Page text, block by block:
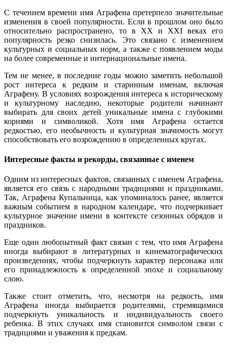
С течением времени имя Аграфена претерпело значительные
изменения в своей популярности. Если в прошлом оно было
относительно распространено, то в XX и XXI веках его
популярность резко снизилась. Это связано с изменением
культурных и социальных норм, а также с появлением моды
на более современные и интернациональные имена.
Тем не менее, в последние годы можно заметить небольшой
рост интереса к редким и старинным именам, включая
Аграфену. В условиях возрождения интереса к историческому
и культурному наследию, некоторые родители начинают
выбирать для своих детей уникальные имена с глубокими
корнями и символикой. Хотя имя Аграфена остается
редкостью, его необычность и культурная значимость могут
способствовать его возрождению в определенных кругах.
Интересные факты и рекорды, связанные с именем
Одним из интересных фактов, связанных с именем Аграфена,
является его связь с народными традициями и праздниками.
Так, Аграфена Купальница, как упоминалось ранее, является
важным событием в народном календаре, что подчеркивает
культурное значение имени в контексте сезонных обрядов и
праздников.
Еще один любопытный факт связан с тем, что имя Аграфена
иногда выбирают в литературных и кинематографических
произведениях, чтобы подчеркнуть характер персонажа или
его принадлежность к определенной эпохе и социальному
слою.
Также стоит отметить, что, несмотря на редкость, имя
Аграфена иногда выбирается родителями, стремящимися
подчеркнуть уникальность и индивидуальность своего
ребенка. В этих случаях имя становится символом связи с
традициями и уважения к предкам.